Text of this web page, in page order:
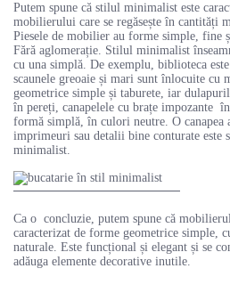
Putem spune că stilul minimalist este
mobilierului care se regăsește în cantități
Piesele de mobilier au forme simple, fine
Fără aglomerație. Stilul minimalist
cu una simplă. De exemplu, biblioteca
scaunele greoaie și mari sunt înlocuite cu
geometrice simple și taburete, iar
în pereți, canapelele cu brațe impozante
formă simplă, în culori neutre. O canapea
imprimeuri sau detalii bine conturate este
minimalist.
Ca o concluzie, putem spune că
caracterizat de forme geometrice simple,
naturale. Este funcțional și elegant și se
adăuga elemente decorative inutile.